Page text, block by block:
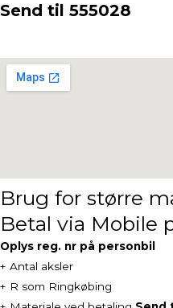
Send til 555028
Brug for større
Betal via Mobile
Oplys reg. nr på personbil
+ Antal aksler
+ R som Ringkøbing